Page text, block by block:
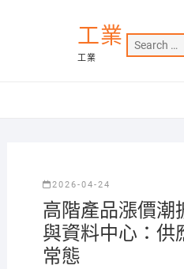
工業
工業
2026-04-24
高階產品漲價潮
與資料中心：供
常態